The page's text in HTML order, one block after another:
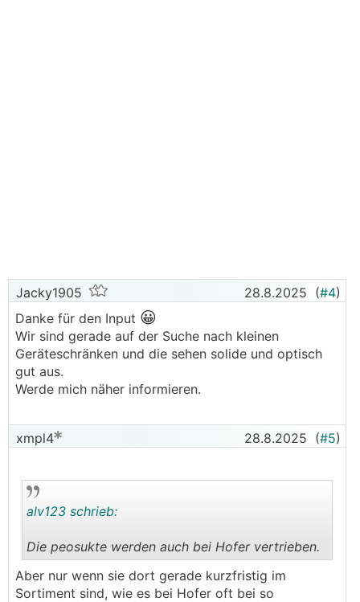
Jacky1905 28.8.2025 (#4)
Danke für den Input 😀
Wir sind gerade auf der Suche nach kleinen
Geräteschränken und die sehen solide und optisch
gut aus.
Werde mich näher informieren.
xmpl4 28.8.2025 (#5)
..
alv123 schrieb:
Die peosukte werden auch bei Hofer vertrieben.
Aber nur wenn sie dort gerade kurzfristig im
Sortiment sind, wie es bei Hofer oft bei so